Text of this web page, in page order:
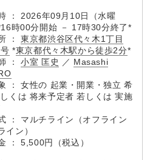
2026年09月10日（水曜
時00分開始 － 17時30分終了*
：東京都渋谷区代々木1丁目
*東京都代々木駅から徒歩2分*
：小室 匡史 ／ Masashi
女性の 起業・開業・独立 希
くは 将来予定者 若しくは 実施
マルチライン（オフライン
イン）
5,500円（税込）